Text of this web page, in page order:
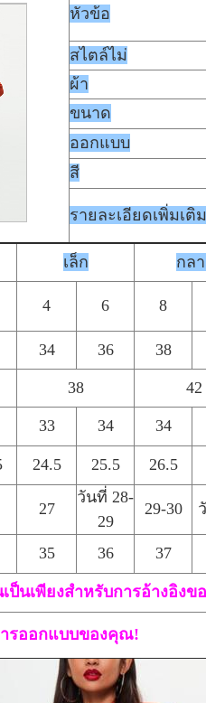
หัวข้อ
สไตล์ไม่
ผ้า
ขนาด
ออกแบบ
สี
รายละเอียดเพิ่มเติม
เล็ก กล
4 6 8
34 36 38
38 42
33 34 34
24.5 25.5 26.5
27
วันที่ 28-
29
29-30
35 36 37
ป็นเพียงสำหรับการอ้างอิง
ารออกแบบของคุณ!